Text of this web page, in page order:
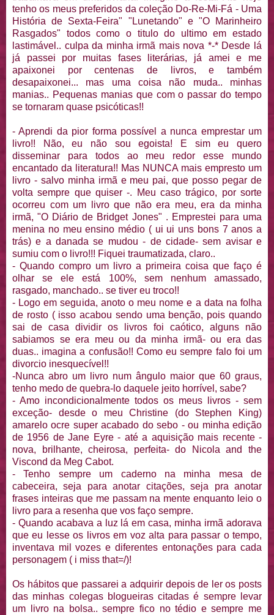
tenho os meus preferidos da coleçãoDo-Re-Mi-Fá - Uma
História de Sexta-Feira" " Lunetando" e "O Marinheiro
Rasgados" todos como o titulo do ultimo em estado
lastimável .. culpa da minha irmã mais nova *-* Desde lá
já passei por muitas fases literárias, já amei e me
apaixonei por centenas de livros, e também
desapaixonei... mas uma coisa não muda.. minhas
manias.. Pequenas manias que com o passar do tempo
se tornaram quase psicóticas!!
- Aprendi da pior forma possível
a nunca emprestar um
livro!! Não, eu não souegoista! E sim eu quero
disseminar para todos ao meu redor esse mundo
encantado da literatura!! Mas NUNCA mais empresto um
livro - salvo minha irmã e meu pai, que posso pegar de
volta sempre que quiser -. Meu caso trágico, por sorte
ocorreu com um livro que não era meu, era da minha
irmã, "O Diário de Bridget Jones" . Emprestei para uma
menina no meu ensino médio ( ui ui uns bons 7 anos a
trás) e a danada se mudou - de cidade- sem avisar e
sumiu com o livro!!! Fiquei traumatizada, claro..
- Quando compro um livro a primeira coisa que faço é
olhar se ele está 100%, sem nenhum amassado,
rasgado, manchado.. se tiver eu troco!!
- Logo em seguida, anoto o meu nome e a data na folha
de rosto ( isso acabou sendo uma benção, pois quando
sai de casa dividir os livros foi caótico, alguns não
sabiamos se era meu ou da minha irmã- ou era das
duas.. imagina a confusão!! Como eu sempre falo foi um
divorcio inesquecível !!
-Nunca abro um livro num ângulo maior que 60 graus,
tenho medo de quebra-lo daquele jeito horrível, sabe?
- Amo incondicionalmente todos os meus livros - sem
exceção- desde o meuChristine (do Stephen King)
amarelo ocre super acabado do sebo - ou minha edição
de 1956 de Jane Eyre- até a aquisição mais recente -
nova, brilhante, cheirosa, perfeita- do
Nicola and
the
Viscond da Meg Cabot.
- Tenho sempre um caderno na minha mesa de
cabeceira, seja para anotar citações, seja pra anotar
frases inteiras que me passam na mente enquanto leio o
livro para a resenha que vos faço sempre.
- Quando acabava a luz lá em casa, minha irmã adorava
que eu lesse os livros em voz alta para passar o tempo,
inventava mil vozes e diferentes entonaçõespara cada
personagem ( i miss that=/)!
Os hábitos que passarei a adquirir depois de ler os posts
das minhas colegas blogueirascitadas é sempre levar
um livro na bolsa.. sempre fico no tédio e sempre me